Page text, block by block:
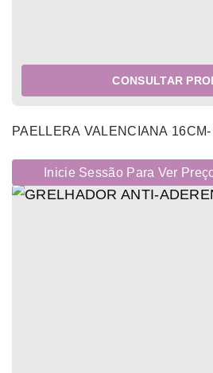
CONSULTAR
PAELLERA VALENCIANA 16CM-
Inicie Sessão Para Ver